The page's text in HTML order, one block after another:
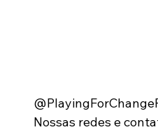
Nossas redes e